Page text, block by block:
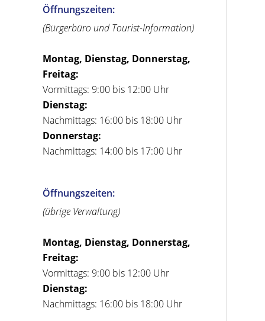
Öffnungszeiten:
(Bürgerbüro und Tourist-Information)
Montag, Dienstag, Donnerstag,
Freitag:
Vormittags: 9:00 bis 12:00 Uhr
Dienstag:
Nachmittags: 16:00 bis 18:00 Uhr
Donnerstag:
Nachmittags: 14:00 bis 17:00 Uhr
Öffnungszeiten:
(übrige Verwaltung)
Montag, Dienstag, Donnerstag,
Freitag:
Vormittags: 9:00 bis 12:00 Uhr
Dienstag:
Nachmittags: 16:00 bis 18:00 Uhr